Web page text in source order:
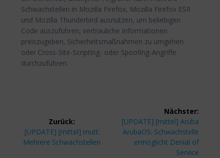
Schwachstellen in Mozilla Firefox, Mozilla Firefox ESR
und Mozilla Thunderbird ausnutzen, um beliebigen
Code auszuführen, vertrauliche Informationen
preiszugeben, Sicherheitsmaßnahmen zu umgehen
oder Cross-Site-Scripting- oder Spoofing-Angriffe
durchzuführen.
Zurück:
Vorheriger
Beitrag:
[UPDATE] [mittel] mutt:
Mehrere Schwachstellen
Nächster:
Nächster
Beitrag:
[UPDATE] [mittel] Aruba
ArubaOS: Schwachstelle
ermöglicht Denial of
Service